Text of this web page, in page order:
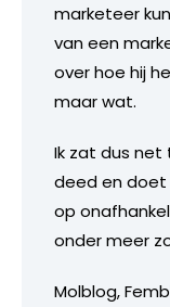
marketeer
van een
over hoe hij
maar wat.
Ik zat dus
deed en doet
op
onder meer
Molblog,